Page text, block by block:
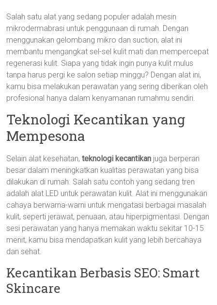
Salah satu alat yang sedang populer adalah mesin
mikrodermabrasi untuk penggunaan di rumah. Dengan
menggunakan gelombang mikro dan suction, alat ini
membantu mengangkat sel-sel kulit mati dan mempercepat
regenerasi kulit. Siapa yang tidak ingin punya kulit mulus
tanpa harus pergi ke salon setiap minggu? Dengan alat ini,
kamu bisa melakukan perawatan yang sering diberikan oleh
profesional hanya dalam kenyamanan rumahmu sendiri.
Teknologi Kecantikan yang
Mempesona
Selain alat kesehatan,teknologi kecantikan juga berperan
besar dalam meningkatkan kualitas perawatan yang bisa
dilakukan di rumah. Salah satu contoh yang sedang tren
adalah alat LED untuk perawatan kulit. Alat ini menggunakan
cahaya berwarna-warni untuk mengatasi berbagai masalah
kulit, seperti jerawat, penuaan, atau hiperpigmentasi. Dengan
sesi perawatan yang hanya memakan waktu sekitar 10-15
menit, kamu bisa mendapatkan kulit yang lebih bercahaya
dan sehat.
Kecantikan Berbasis SEO: Smart
Skincare